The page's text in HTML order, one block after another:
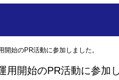
始のPR活動に参加しました。